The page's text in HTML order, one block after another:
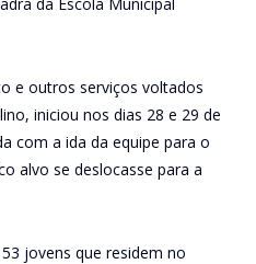
e outros serviços voltados
iniciou nos dias 28 e 29 de
com a ida da equipe para o
alvo se deslocasse para a
jovens que residem no